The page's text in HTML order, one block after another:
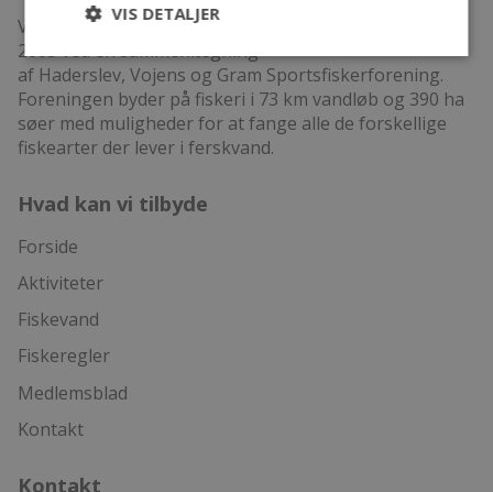
Vi er en foreningen som blev stiftet den 22. november
2005 ved en sammenlægning
af Haderslev, Vojens og Gram Sportsfiskerforening.
Foreningen byder på fiskeri i 73 km vandløb og 390 ha
søer med muligheder for at fange alle de forskellige
fiskearter der lever i ferskvand.
Hvad kan vi tilbyde
Forside
Aktiviteter
Fiskevand
Fiskeregler
Medlemsblad
Kontakt
Kontakt
VIS DETALJER